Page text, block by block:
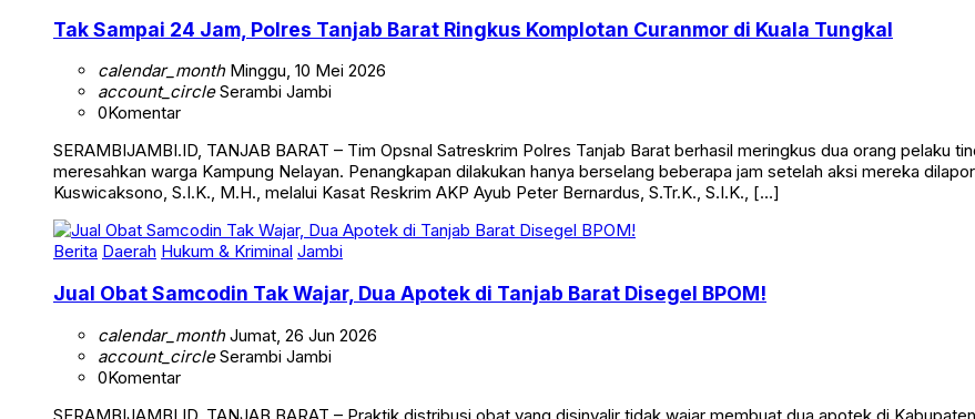
Tak Sampai 24 Jam, Polres Tanjab Barat Ringkus Komplotan Curanmor di Kuala Tungkal
calendar_monthMinggu, 10 Mei 2026
account_circleSerambi Jambi
0Komentar
SERAMBIJAMBI.ID, TANJAB BARAT – Tim Opsnal Satreskrim Polres Tanjab Barat berhasil meringkus dua orang pelaku
meresahkan warga Kampung Nelayan. Penangkapan dilakukan hanya berselang beberapa jam setelah aksi mereka
Kuswicaksono, S.I.K., M.H., melalui Kasat Reskrim AKP Ayub Peter Bernardus, S.Tr.K., S.I.K., […]
Berita Daerah Hukum & Kriminal Jambi
Jual Obat Samcodin Tak Wajar, Dua Apotek di Tanjab Barat Disegel BPOM!
calendar_monthJumat, 26 Jun 2026
account_circleSerambi Jambi
0Komentar
SERAMBIJAMBI.ID, TANJAB BARAT – Praktik distribusi obat yang disinyalir tidak wajar membuat dua apotek di